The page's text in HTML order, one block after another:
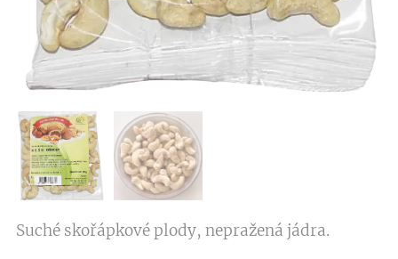
Suché skořápkové plody, nepražená jádra.